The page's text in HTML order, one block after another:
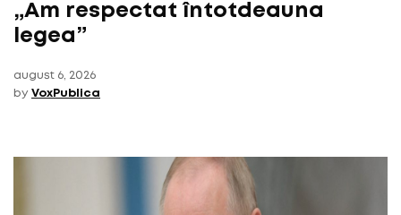
„Am respectat întotdeauna
legea”
august 6, 2026
by VoxPublica